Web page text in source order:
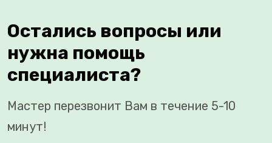
Остались вопросы или
нужна помощь
специалиста?
Мастер перезвонит Вам в течение 5-10
минут!